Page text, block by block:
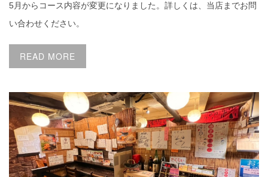
5月からコース内容が変更になりました。詳しくは、当店までお問
い合わせください。
READ MORE
基本情報